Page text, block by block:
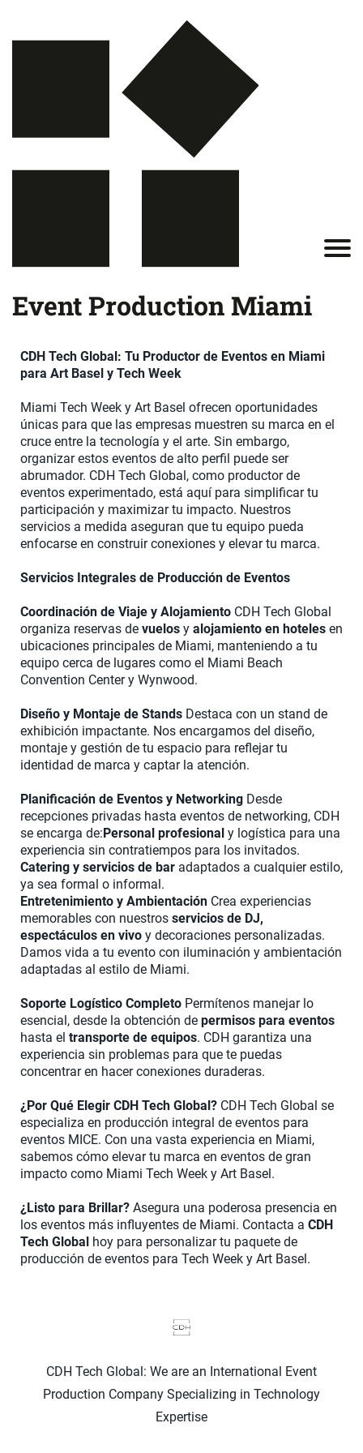
Event Production Miami
CDH Tech Global: Tu Productor de Eventos en Miami
para Art Basel y Tech Week
Miami Tech Week y Art Basel ofrecen oportunidades
únicas para que las empresas muestren su marca en el
cruce entre la tecnología y el arte. Sin embargo,
organizar estos eventos de alto perfil puede ser
abrumador. CDH Tech Global, como productor de
eventos experimentado, está aquí para simplificar tu
participación y maximizar tu impacto. Nuestros
servicios a medida aseguran que tu equipo pueda
enfocarse en construir conexiones y elevar tu marca.
Servicios Integrales de Producción de Eventos
Coordinación de Viaje y Alojamiento CDH Tech Global
organiza reservas de vuelos y alojamiento en hoteles en
ubicaciones principales de Miami, manteniendo a tu
equipo cerca de lugares como el Miami Beach
Convention Center y Wynwood.
Diseño y Montaje de Stands Destaca con un stand de
exhibición impactante. Nos encargamos del diseño,
montaje y gestión de tu espacio para reflejar tu
identidad de marca y captar la atención.
Planificación de Eventos y Networking Desde
recepciones privadas hasta eventos de networking, CDH
se encarga de:Personal profesional y logística para una
experiencia sin contratiempos para los invitados.
Catering y servicios de bar adaptados a cualquier estilo,
ya sea formal o informal.
Entretenimiento y Ambientación Crea experiencias
memorables con nuestros servicios de DJ,
espectáculos en vivo y decoraciones personalizadas.
Damos vida a tu evento con iluminación y ambientación
adaptadas al estilo de Miami.
Soporte Logístico Completo Permítenos manejar lo
esencial, desde la obtención de permisos para eventos
hasta el transporte de equipos. CDH garantiza una
experiencia sin problemas para que te puedas
concentrar en hacer conexiones duraderas.
¿Por Qué Elegir CDH Tech Global? CDH Tech Global se
especializa en producción integral de eventos para
eventos MICE. Con una vasta experiencia en Miami,
sabemos cómo elevar tu marca en eventos de gran
impacto como Miami Tech Week y Art Basel.
¿Listo para Brillar? Asegura una poderosa presencia en
los eventos más influyentes de Miami. Contacta a CDH
Tech Global hoy para personalizar tu paquete de
producción de eventos para Tech Week y Art Basel.
CDH Tech Global: We are an International Event
Production Company Specializing in Technology
Expertise